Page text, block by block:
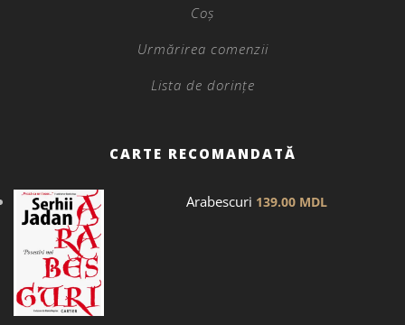
Coș
Urmărirea comenzii
Lista de dorințe
CARTE RECOMANDATĂ
Arabescuri 139.00 MDL